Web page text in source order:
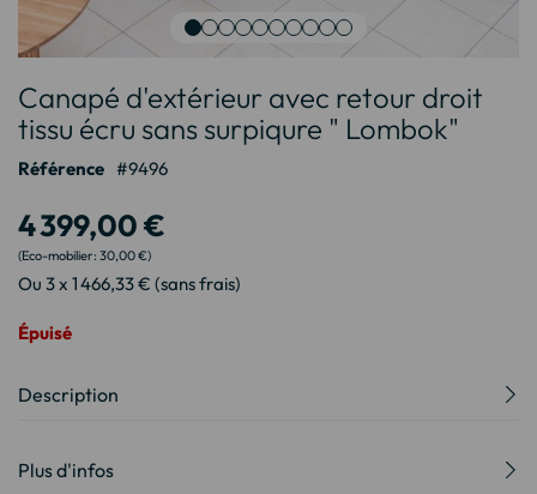
au
début
de
la
d’images
Canapé d'extérieur avec retour droit
tissu écru sans surpiqure " Lombok"
Référence 9496
4 399,00 €
30,00 €
Ou 3 x 1 466,33 € (sans frais)
Épuisé
Description
Plus d'infos